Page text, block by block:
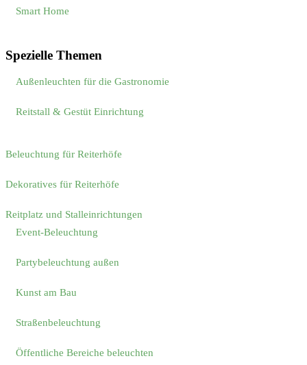
Smart Home
Spezielle Themen
Außenleuchten für die Gastronomie
Reitstall & Gestüt Einrichtung
Beleuchtung für Reiterhöfe
Dekoratives für Reiterhöfe
Reitplatz und Stalleinrichtungen
Event-Beleuchtung
Partybeleuchtung außen
Kunst am Bau
Straßenbeleuchtung
Öffentliche Bereiche beleuchten